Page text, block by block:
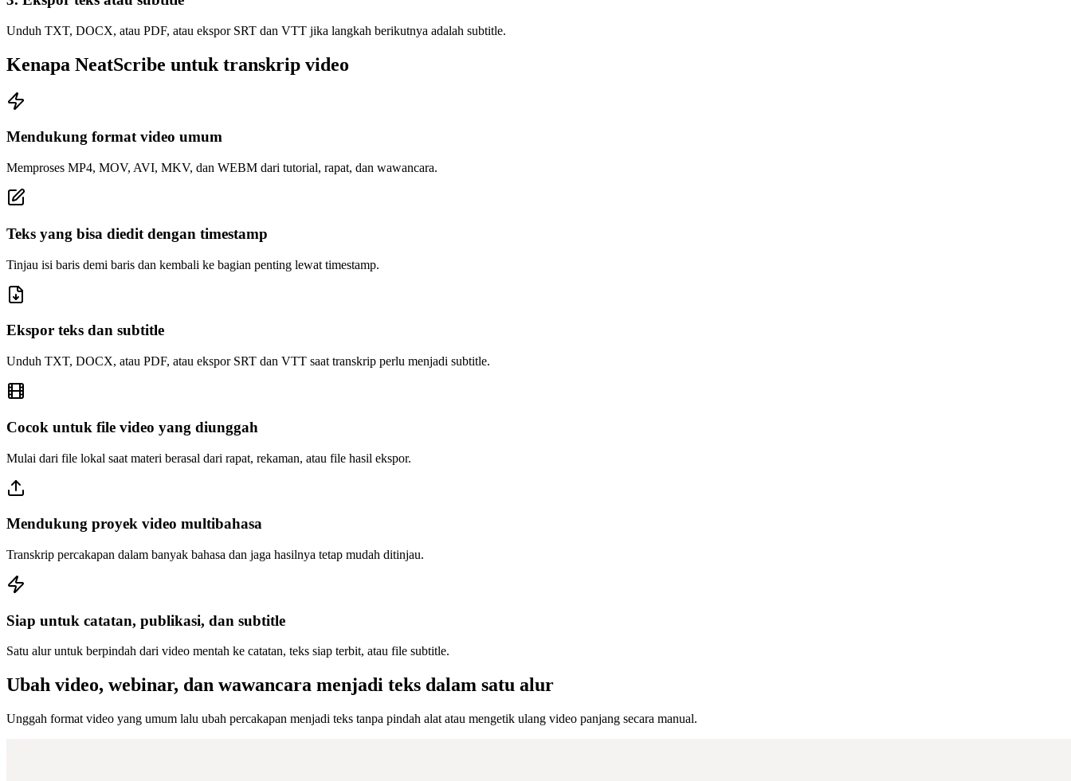
Unduh TXT, DOCX, atau PDF, atau ekspor SRT dan VTT jika langkah berikutnya adalah subtitle.
Kenapa NeatScribe untuk transkrip video
Mendukung format video umum
Memproses MP4, MOV, AVI, MKV, dan WEBM dari tutorial, rapat, dan wawancara.
Teks yang bisa diedit dengan timestamp
Tinjau isi baris demi baris dan kembali ke bagian penting lewat timestamp.
Ekspor teks dan subtitle
Unduh TXT, DOCX, atau PDF, atau ekspor SRT dan VTT saat transkrip perlu menjadi subtitle.
Cocok untuk file video yang diunggah
Mulai dari file lokal saat materi berasal dari rapat, rekaman, atau file hasil ekspor.
Mendukung proyek video multibahasa
Transkrip percakapan dalam banyak bahasa dan jaga hasilnya tetap mudah ditinjau.
Siap untuk catatan, publikasi, dan subtitle
Satu alur untuk berpindah dari video mentah ke catatan, teks siap terbit, atau file subtitle.
Ubah video, webinar, dan wawancara menjadi teks dalam satu alur
Unggah format video yang umum lalu ubah percakapan menjadi teks tanpa pindah alat atau mengetik ulang video panjang secara manual.